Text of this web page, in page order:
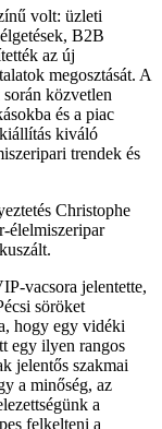
volt: üzleti
B2B
az új
megosztását. A
közvetlen
és a piac
kiváló
trendek és
Christophe
élelmiszeripar
vacsora jelentette,
söröket
hogy egy vidéki
egy ilyen rangos
jelentős szakmai
a minőség, az
a
felkelteni a